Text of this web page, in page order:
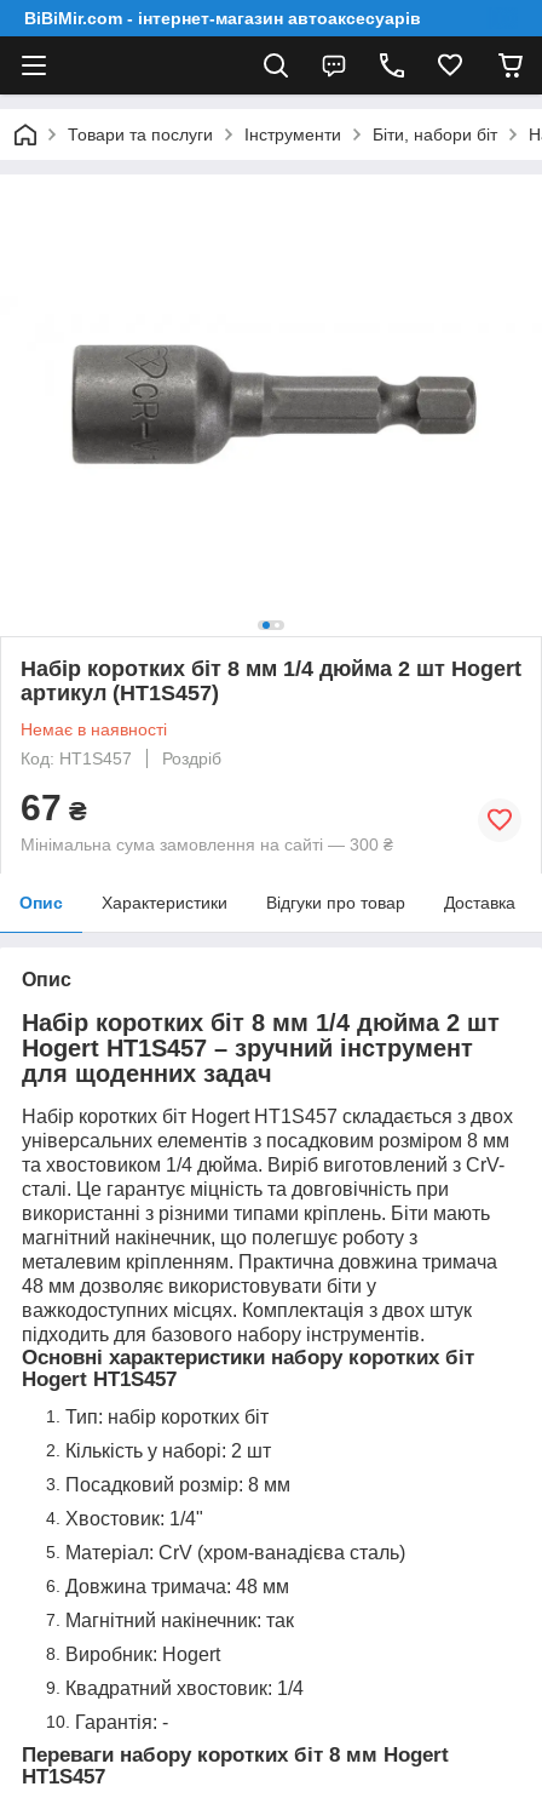
BiBiMir.com - інтернет-магазин автоаксесуарів
Товари та послуги Інструменти Біти, набори біт
Набір коротких біт 8 мм 1/4 дюйма 2 шт Hogert
артикул (HT1S457)
Немає в наявності
Код: HT1S457
Роздріб
67 ₴
Мінімальна сума замовлення на сайті — 300 ₴
Опис Характеристики Відгуки про товар Доставка
Опис
Набір коротких біт 8 мм 1/4 дюйма 2 шт
Hogert HT1S457 – зручний інструмент
для щоденних задач
Набір коротких біт Hogert HT1S457 складається з двох
універсальних елементів з посадковим розміром 8 мм
та хвостовиком 1/4 дюйма. Виріб виготовлений з CrV-
сталі. Це гарантує міцність та довговічність при
використанні з різними типами кріплень. Біти мають
магнітний накінечник, що полегшує роботу з
металевим кріпленням. Практична довжина тримача
48 мм дозволяє використовувати біти у
важкодоступних місцях. Комплектація з двох штук
підходить для базового набору інструментів.
Основні характеристики набору коротких біт
Hogert HT1S457
Тип: набір коротких біт
Кількість у наборі: 2 шт
Посадковий розмір: 8 мм
Хвостовик: 1/4"
Матеріал: CrV (хром-ванадієва сталь)
Довжина тримача: 48 мм
Магнітний накінечник: так
Виробник: Hogert
Квадратний хвостовик: 1/4
Гарантія: -
Переваги набору коротких біт 8 мм Hogert
HT1S457